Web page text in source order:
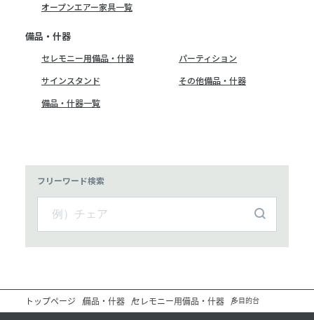
オープンエアー家具一覧
備品・什器
セレモニー用備品・什器
パーティション
サインスタンド
その他備品・什器
備品・什器一覧
フリーワード検索
トップページ 備品・什器 セレモニー用備品・什器 多目的台